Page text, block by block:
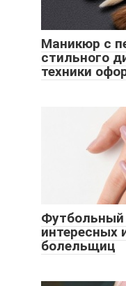
Маникюр с
стильного
техники
интересных
болельщиц